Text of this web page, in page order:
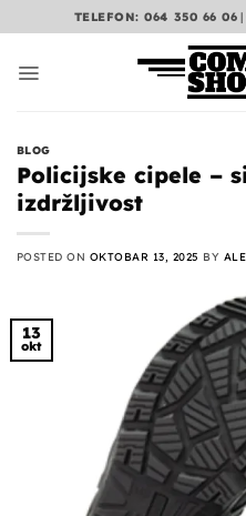
na
TELEFON: 064 350 66 06 |
BLOG
Policijske cipele –
izdržljivost
POSTED ON OKTOBAR 13, 2025 BY
13
okt